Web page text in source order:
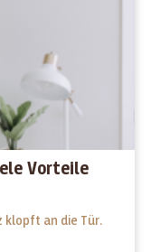
Vorteile
klopft an die Tür.